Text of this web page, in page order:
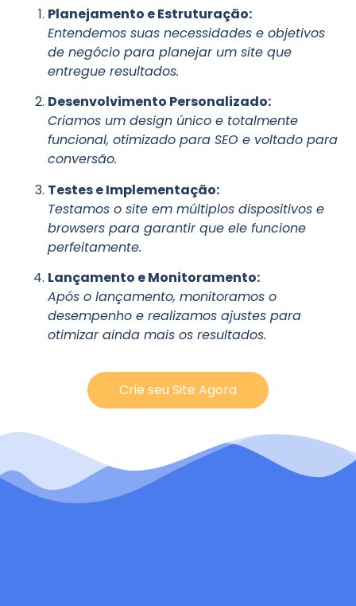
Planejamento e Estruturação:
Entendemos suas necessidades e objetivos
de negócio para planejar um site que
entregue resultados.
Desenvolvimento Personalizado:
Criamos um design único e totalmente
funcional, otimizado para SEO e voltado para
conversão.
Testes e Implementação:
Testamos o site em múltiplos dispositivos e
browsers para garantir que ele funcione
perfeitamente.
Lançamento e Monitoramento:
Após o lançamento, monitoramos o
desempenho e realizamos ajustes para
otimizar ainda mais os resultados.
Crie seu Site Agora